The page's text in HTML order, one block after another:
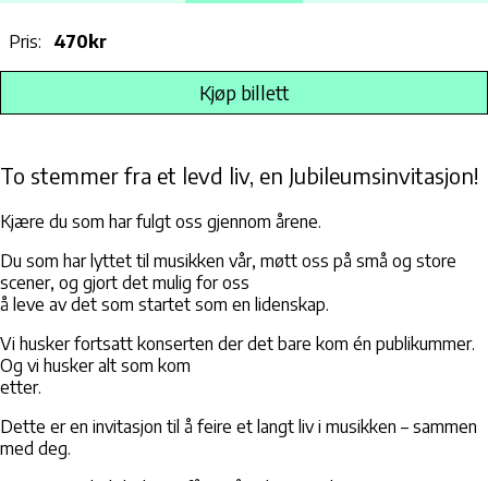
Pris: 470kr
Kjøp billett
To stemmer fra et levd liv, en Jubileumsinvitasjon!
Kjære du som har fulgt oss gjennom årene.
Du som har lyttet til musikken vår, møtt oss på små og store
scener, og gjort det mulig for oss
å leve av det som startet som en lidenskap.
Vi husker fortsatt konserten der det bare kom én publikummer.
Og vi husker alt som kom
etter.
Dette er en invitasjon til å feire et langt liv i musikken – sammen
med deg.